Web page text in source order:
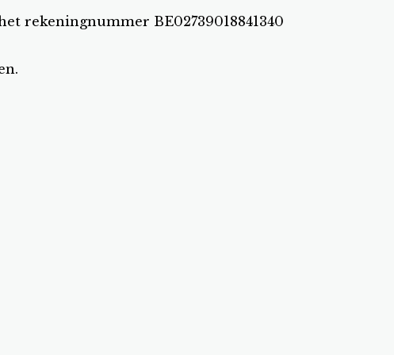
rekeningnummer BE02739018841340